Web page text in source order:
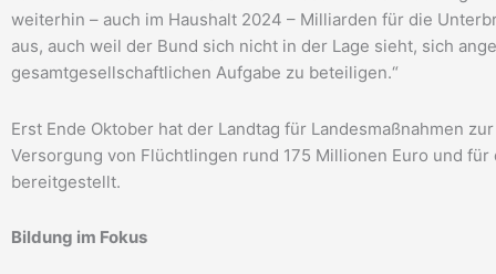
weiterhin – auch im Haushalt 2024 – Milliarden für die
aus, auch weil der Bund sich nicht in der Lage sieht, sich
gesamtgesellschaftlichen Aufgabe zu beteiligen.“
Erst Ende Oktober hat der Landtag für Landesmaßnahmen
Versorgung von Flüchtlingen rund 175 Millionen Euro und
bereitgestellt.
Bildung im Fokus